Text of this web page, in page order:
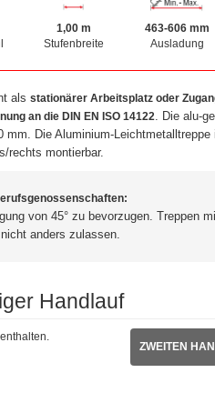
1,00 m
Stufenbreite
463-606 mm
Ausladung
als stationärer Arbeitsplatz oder
an die DIN EN ISO 14122. Die alu-
Die Aluminium-
rechts montierbar.
von 45° zu bevorzugen. Treppen
anders zulassen.
Handlauf
ZWEITEN